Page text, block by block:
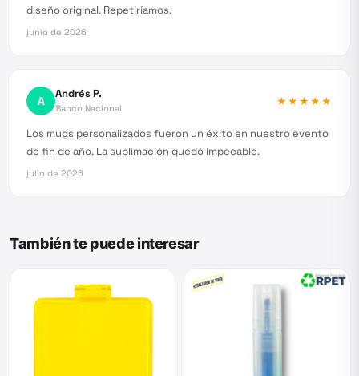
diseño original. Repetiríamos.
junio de 2026
A Andrés P.
Banco Nacional
★★★★★
Los mugs personalizados fueron un éxito en nuestro evento
de fin de año. La sublimación quedó impecable.
julio de 2026
También te puede interesar